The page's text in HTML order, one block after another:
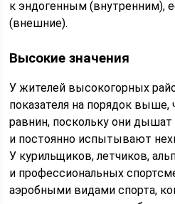
к эндогенным (внутренним),
(внешние).
Высокие значения
У жителей высокогорных
показателя на порядок выше,
равнин, поскольку они
и постоянно испытывают
У курильщиков, летчиков,
и профессиональных
аэробными видами спорта,